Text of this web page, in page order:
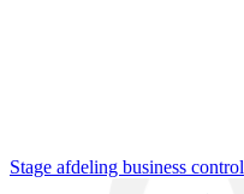
Stage afdeling business control